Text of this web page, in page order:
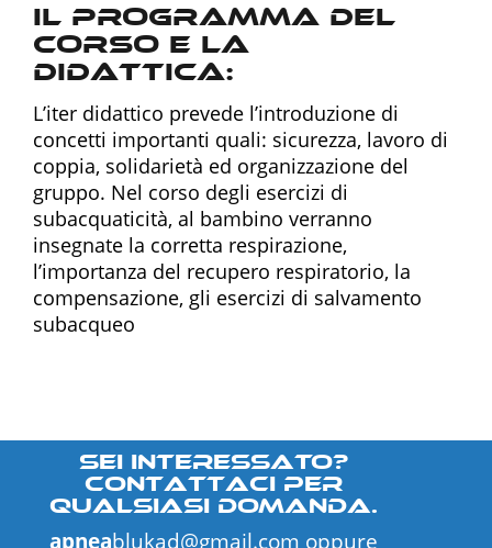
Il programma del
corso e la
didattica:
L’iter didattico prevede l’introduzione di
concetti importanti quali: sicurezza, lavoro di
coppia, solidarietà ed organizzazione del
gruppo. Nel corso degli esercizi di
subacquaticità, al bambino verranno
insegnate la corretta respirazione,
l’importanza del recupero respiratorio, la
compensazione, gli esercizi di salvamento
subacqueo
Sei interessato?
Contattaci per
qualsiasi domanda.
apneablukad@gmail.com oppure